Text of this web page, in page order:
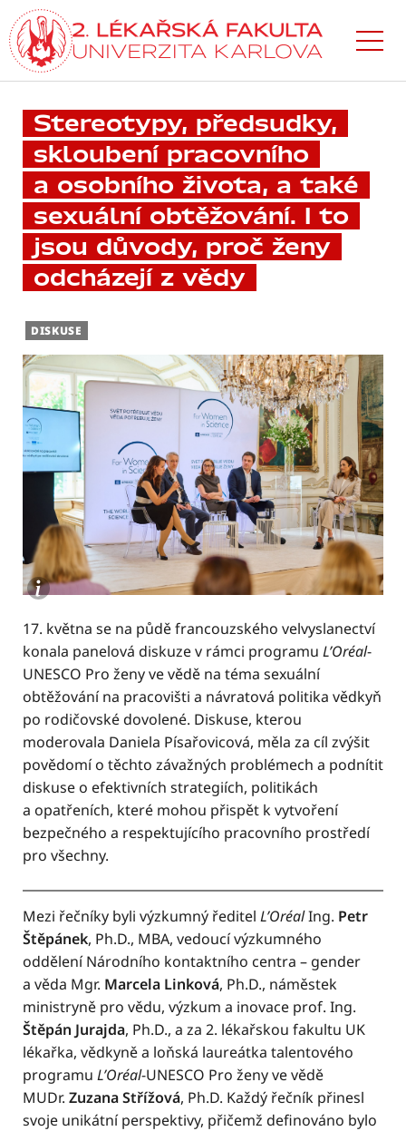
Přejít
k hlavnímu
obsahu
Stereotypy, předsudky,
skloubení pracovního
a osobního života, a také
sexuální obtěžování. I to
jsou důvody, proč ženy
odcházejí z vědy
DISKUSE
17. května se na půdě francouzského velvyslanectví
konala panelová diskuze v rámci programu L’Oréal-
UNESCO Pro ženy ve vědě na téma sexuální
obtěžování na pracovišti a návratová politika vědkyň
po rodičovské dovolené. Diskuse, kterou
moderovala Daniela Písařovicová, měla za cíl zvýšit
povědomí o těchto závažných problémech a podnítit
diskuse o efektivních strategiích, politikách
a opatřeních, které mohou přispět k vytvoření
bezpečného a respektujícího pracovního prostředí
pro všechny.
Mezi řečníky byli výzkumný ředitel L’OréalIng. Petr
Štěpánek, Ph.D., MBA, vedoucí výzkumného
oddělení Národního kontaktního centra – gender
a věda Mgr. Marcela Linková, Ph.D., náměstek
ministryně pro vědu, výzkum a inovace prof. Ing.
Štěpán Jurajda, Ph.D., a za 2. lékařskou fakultu UK
lékařka, vědkyně a loňská laureátka talentového
programu L’Oréal-UNESCO Pro ženy ve vědě
MUDr. Zuzana Střížová, Ph.D. Každý řečník přinesl
svoje unikátní perspektivy, přičemž definováno bylo